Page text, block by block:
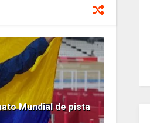
Mundial de pista